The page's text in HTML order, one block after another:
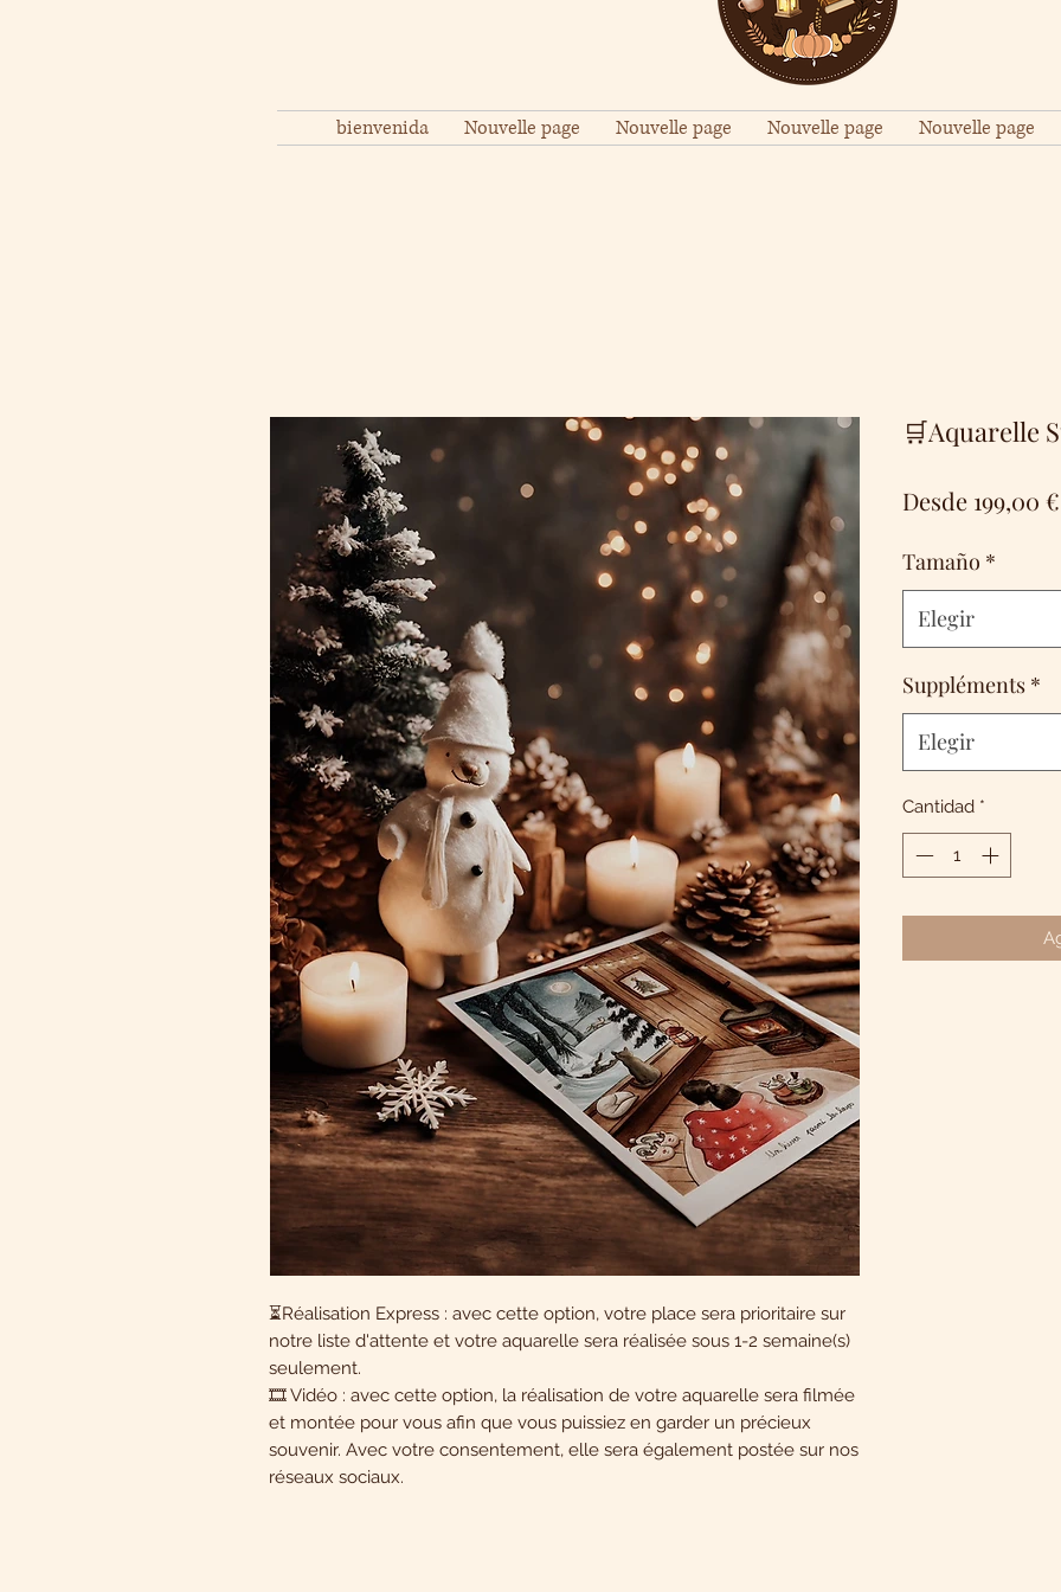
bienvenida Nouvelle page Nouvelle page Nouvelle page Nouvelle page
⏳Réalisation Express : avec cette option, votre place sera prioritaire sur
notre liste d'attente et votre aquarelle sera réalisée sous 1-2 semaine(s)
seulement.
🎞️ Vidéo : avec cette option, la réalisation de votre aquarelle sera filmée
et montée pour vous afin que vous puissiez en garder un précieux
souvenir. Avec votre consentement, elle sera également postée sur nos
réseaux sociaux.
🛒Aquarelle
Desde 199,00 €
Tamaño *
Elegir
Suppléments *
Elegir
Cantidad *